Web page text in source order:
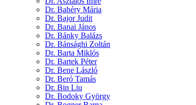
Dr. Bahéry Mária
Dr. Bajor Judit
Dr. Banai János
Dr. Bánky Balázs
Dr. Bánsághi Zoltán
Dr. Barta Miklós
Dr. Bartek Péter
Dr. Bene László
Dr. Beró Tamás
Dr. Bin Liu
Dr. Bodoky György